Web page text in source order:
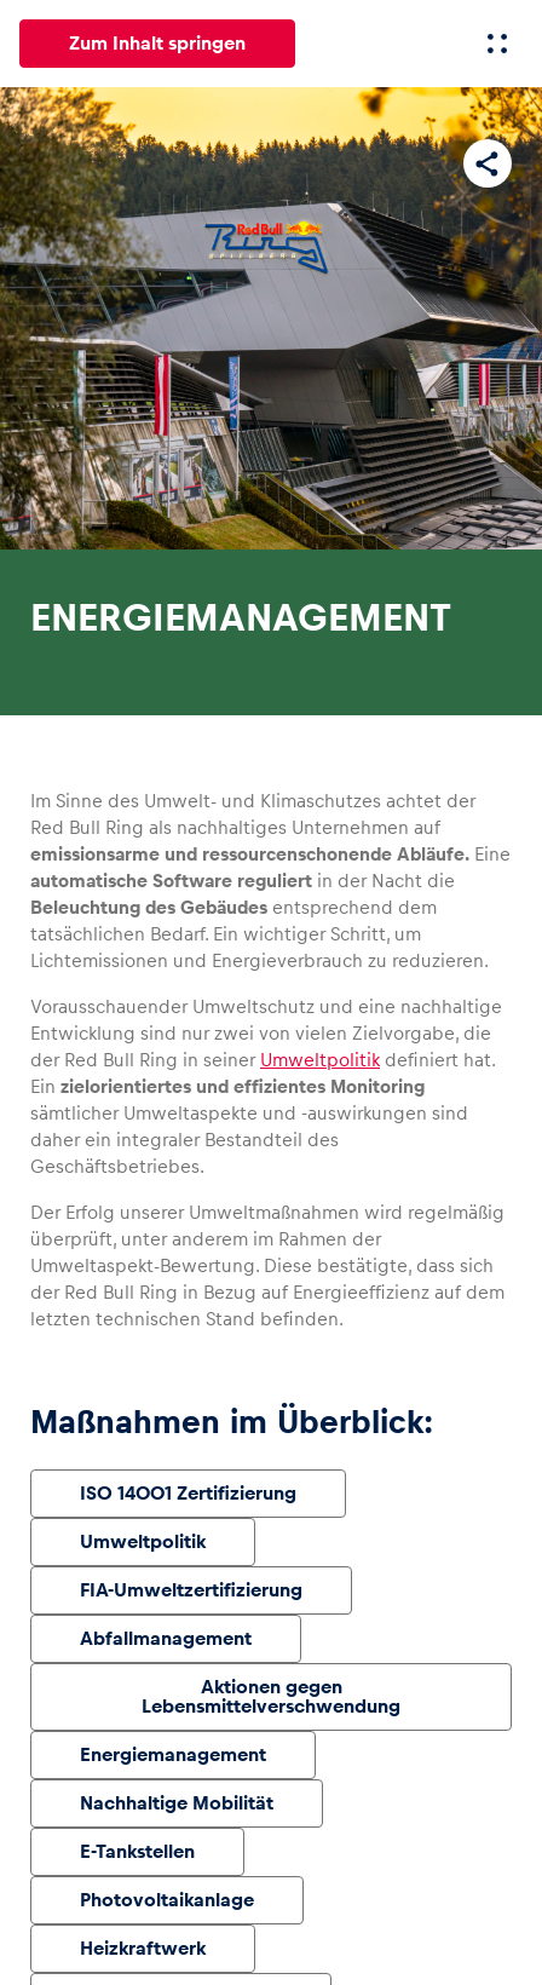
Zum Inhalt springen
Alle News Events Erlebnisse Seiten
News
Alle anzeigen
Events
Alle anzeigen
Seiten
Alle anzeigen
Fahrzeug
Alle anzeigen
Glossar
ENERGIEMANAGEMENT
Im Sinne des Umwelt- und Klimaschutzes achtet der
Red Bull Ring als nachhaltiges Unternehmen auf
emissionsarme und ressourcenschonende Abläufe. Eine
automatische Software reguliert in der Nacht die
Beleuchtung des Gebäudes entsprechend dem
tatsächlichen Bedarf. Ein wichtiger Schritt, um
Lichtemissionen und Energieverbrauch zu reduzieren.
Vorausschauender Umweltschutz und eine nachhaltige
Entwicklung sind nur zwei von vielen Zielvorgabe, die
der Red Bull Ring in seiner Umweltpolitik definiert hat.
Ein zielorientiertes und effizientes Monitoring
sämtlicher Umweltaspekte und -auswirkungen sind
daher ein integraler Bestandteil des
Geschäftsbetriebes.
Der Erfolg unserer Umweltmaßnahmen wird regelmäßig
überprüft, unter anderem im Rahmen der
Umweltaspekt-Bewertung. Diese bestätigte, dass sich
der Red Bull Ring in Bezug auf Energieeffizienz auf dem
letzten technischen Stand befinden.
Maßnahmen im Überblick:
ISO 14001 Zertifizierung
Umweltpolitik
FIA-Umweltzertifizierung
Abfallmanagement
Aktionen gegen
Lebensmittelverschwendung
Energiemanagement
Nachhaltige Mobilität
E-Tankstellen
Photovoltaikanlage
Heizkraftwerk